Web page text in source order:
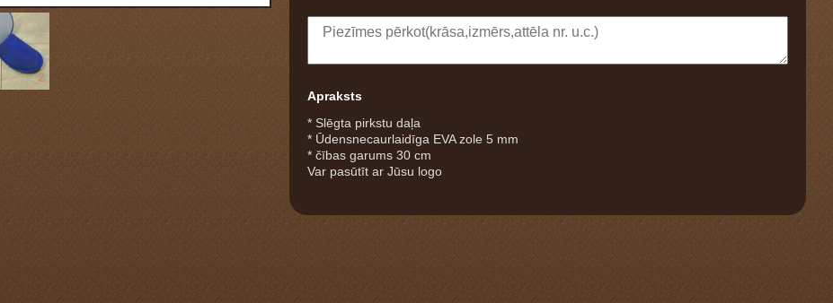
2
Apraksts
* Slēgta pirkstu daļa
* Ūdensnecaurlaidīga EVA zole 5 mm
* čības garums 30 cm
Var pasūtīt ar Jūsu logo